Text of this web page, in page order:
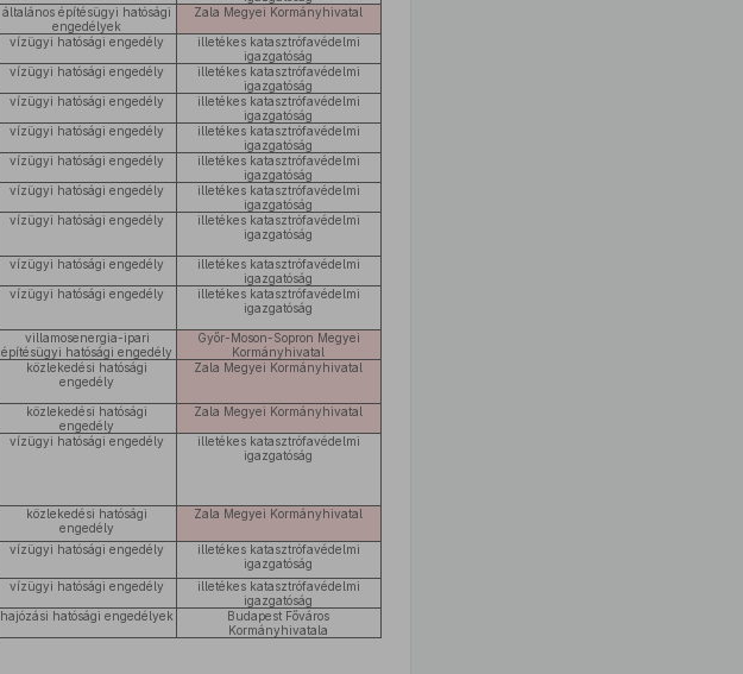
általános építésügyi hatósági
engedélyek
Zala Megyei Kormányhivatal
vízügyi hatósági engedély
illetékes katasztrófavédelmi
igazgatóság
vízügyi hatósági engedély
illetékes katasztrófavédelmi
igazgatóság
vízügyi hatósági engedély
illetékes katasztrófavédelmi
igazgatóság
vízügyi hatósági engedély
illetékes katasztrófavédelmi
igazgatóság
vízügyi hatósági engedély
illetékes katasztrófavédelmi
igazgatóság
vízügyi hatósági engedély
illetékes katasztrófavédelmi
igazgatóság
vízügyi hatósági engedély
illetékes katasztrófavédelmi
igazgatóság
vízügyi hatósági engedély
illetékes katasztrófavédelmi
igazgatóság
vízügyi hatósági engedély
illetékes katasztrófavédelmi
igazgatóság
villamosenergia-ipari
építésügyi hatósági engedély
Győr-Moson-Sopron Megyei
Kormányhivatal
közlekedési hatósági
engedély
Zala Megyei Kormányhivatal
közlekedési hatósági
engedély
Zala Megyei Kormányhivatal
vízügyi hatósági engedély
illetékes katasztrófavédelmi
igazgatóság
közlekedési hatósági
engedély
Zala Megyei Kormányhivatal
vízügyi hatósági engedély
illetékes katasztrófavédelmi
igazgatóság
vízügyi hatósági engedély
illetékes katasztrófavédelmi
igazgatóság
hajózási hatósági engedélyek
Budapest Főváros
Kormányhivatala